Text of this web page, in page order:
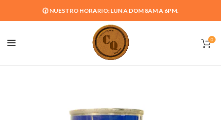
🕜 NUESTRO HORARIO: LUN A DOM 8AM A 6PM.
0